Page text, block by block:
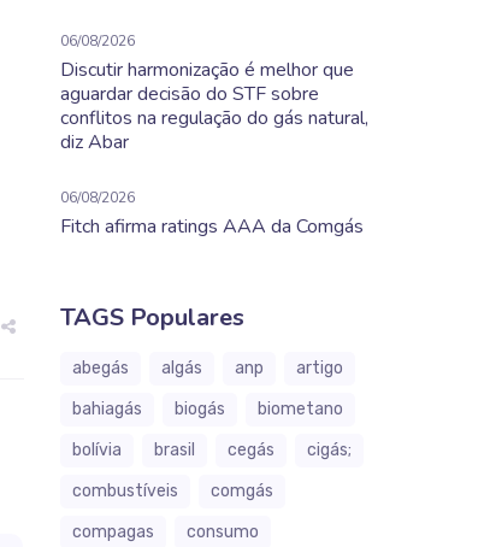
06/08/2026
Discutir harmonização é melhor que
aguardar decisão do STF sobre
conflitos na regulação do gás natural,
diz Abar
06/08/2026
Fitch afirma ratings AAA da Comgás
TAGS Populares
abegás algás anp
artigo
bahiagás
biogás
biometano
bolívia
brasil cegás
cigás;
combustíveis
comgás
compagas
consumo